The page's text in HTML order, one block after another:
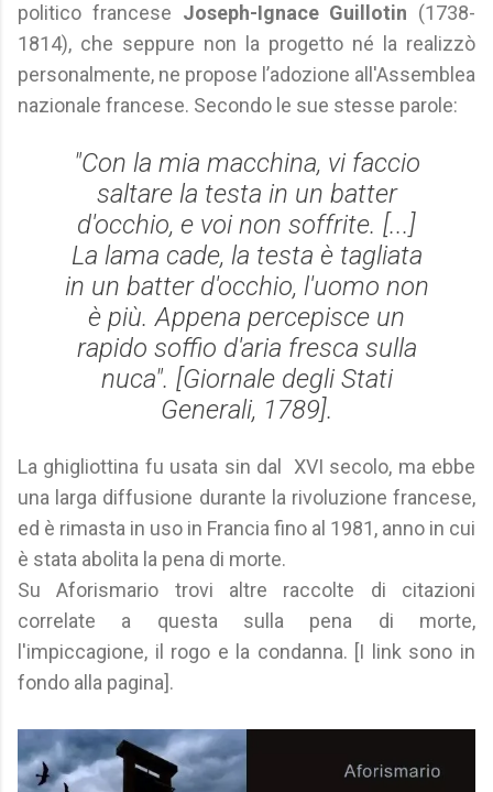
politico francese Joseph-Ignace Guillotin (1738-
1814), che seppure non la progetto né la realizzò
personalmente, ne propose l’adozione all'Assemblea
nazionale francese. Secondo le sue stesse parole:
"Con la mia macchina, vi faccio
saltare la testa in un batter
d'occhio, e voi non soffrite. [...]
La lama cade, la testa è tagliata
in un batter d'occhio, l'uomo non
è più. Appena percepisce un
rapido soffio d'aria fresca sulla
nuca". [Giornale degli Stati
Generali, 1789].
La ghigliottina fu usata sin dal XVI secolo, ma ebbe
una larga diffusione durante la rivoluzione francese,
ed è rimasta in uso in Francia fino al 1981, anno in cui
è stata abolita la pena di morte.
Su Aforismario trovi altre raccolte di citazioni
correlate a questa sulla pena di morte,
l'impiccagione, il rogo e la condanna. [I link sono in
fondo alla pagina].